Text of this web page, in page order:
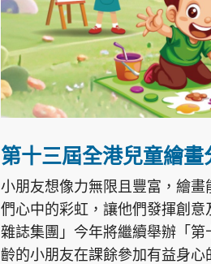
集團旗下品牌
東周刊 cazbuyer 東Touch
Oh!爸媽 JobMarket 頭條搵工
第十三屆全港兒童繪畫
小朋友想像力無限且豐富，繪
們心中的彩虹，讓他們發揮創
雜誌集團」今年將繼續舉辦「
齡的小朋友在課餘參加有益身